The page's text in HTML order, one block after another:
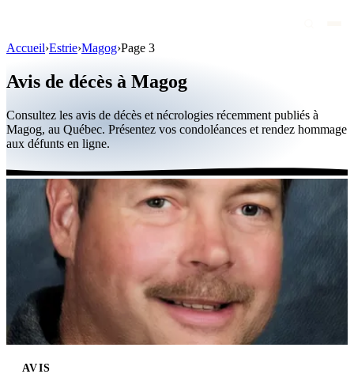
Personnalités publiques
Québec
Canada
International
Par région
Par ville
Maisons funéraires
Éternea
Blog
Accueil›Estrie›Magog›Page 3
Avis de décès à Magog
Consultez les avis de décès et nécrologies récemment publiés à
Magog, au Québec. Présentez vos condoléances et rendez hommage
aux défunts en ligne.
AVIS